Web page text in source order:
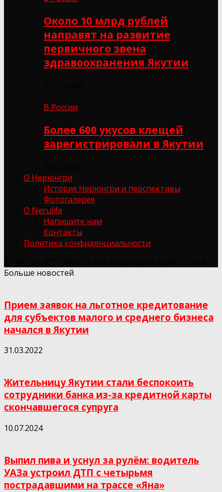
Около 10 млрд рублей
направят на развитие
первичного звена
здравоохранения Якутии
В России
Более 600 укусов клещей
зарегистрировали в Якутии
О Нерюнгри
История Нерюнгри и перспективы
Фотогалерея
О Nerulife
Напишите нам
Контакты
Политика конфиденциальности
Больше новостей
Прием заявок на льготное кредитование
для субъектов малого и среднего бизнеса
начался в Якутии
31.03.2022
Жительницу Якутии стали беспокоить
сотрудники банка из-за кредитной карты
скончавшегося супруга
10.07.2024
Выпил пива и уснул за рулём: водитель
УАЗа устроил ДТП с четырьмя
пострадавшими на трассе «Яна»